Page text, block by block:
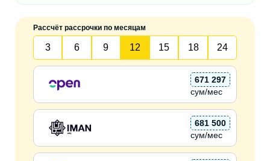
Рассчёт рассрочки по месяцам
3 6 9 12 15 18 24
671 297
сум/мес
681 500
сум/мес